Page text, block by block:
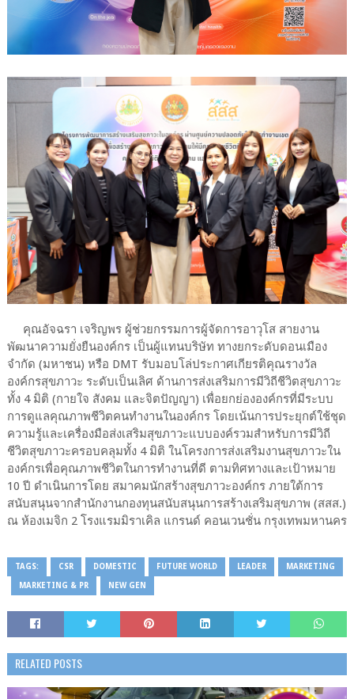
คุณอัจฉรา เจริญพร ผู้ช่วยกรรมการผู้จัดการอาวุโส สายงาน
พัฒนาความยั่งยืนองค์กร เป็นผู้แทนบริษัท ทางยกระดับดอนเมือง
จำกัด (มหาชน) หรือ DMT รับมอบโล่ประกาศเกียรติคุณรางวัล
องค์กรสุขภาวะ ระดับเป็นเลิศ ด้านการส่งเสริมการมีวิถีชีวิตสุขภาวะ
ทั้ง 4 มิติ (กายใจ สังคม และจิตปัญญา) เพื่อยกย่ององค์กรที่มีระบบ
การดูแลคุณภาพชีวิตคนทำงานในองค์กร โดยเน้นการประยุกต์ใช้ชุด
ความรู้และเครื่องมือส่งเสริมสุขภาวะแบบองค์รวมสำหรับการมีวิถี
ชีวิตสุขภาวะครอบคลุมทั้ง 4 มิติ ในโครงการส่งเสริมงานสุขภาวะใน
องค์กรเพื่อคุณภาพชีวิตในการทำงานที่ดี ตามทิศทางและเป้าหมาย
10 ปี ดำเนินการโดย สมาคมนักสร้างสุขภาวะองค์กร ภายใต้การ
สนับสนุนจากสำนักงานกองทุนสนับสนุนการสร้างเสริมสุขภาพ (สสส.)
ณ ห้องเมจิก 2 โรงแรมมิราเคิล แกรนด์ คอนเวนชั่น กรุงเทพมหานคร
TAGS: CSR DOMESTIC FUTURE WORLD LEADER MARKETING
MARKETING & PR NEW GEN
RELATED POSTS